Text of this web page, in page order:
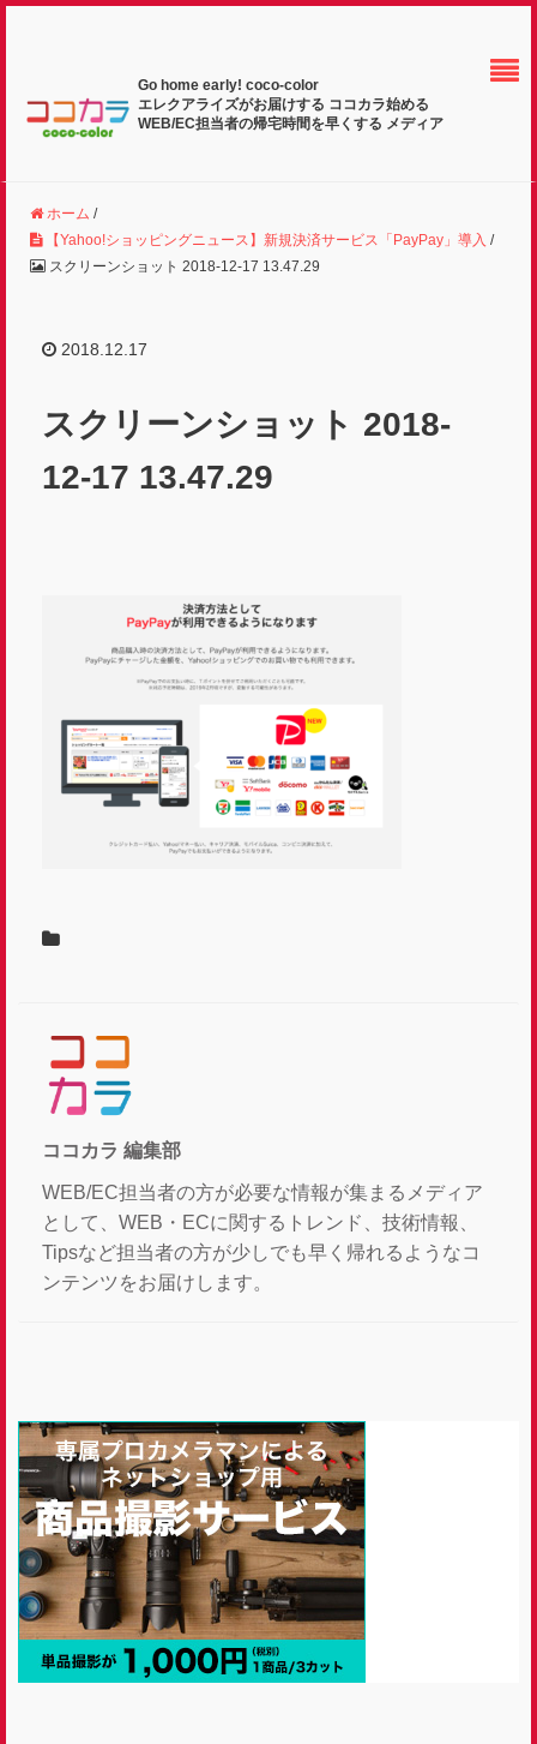
Go home early! coco-color
エレクアライズがお届けする ココカラ始める
WEB/EC担当者の帰宅時間を早くする メディア
ホーム /
【Yahoo!ショッピングニュース】新規決済サービス「PayPay」導入 /
スクリーンショット 2018-12-17 13.47.29
2018.12.17
スクリーンショット 2018-
12-17 13.47.29
ココカラ 編集部
WEB/EC担当者の方が必要な情報が集まるメディア
として、WEB・ECに関するトレンド、技術情報、
Tipsなど担当者の方が少しでも早く帰れるようなコ
ンテンツをお届けします。